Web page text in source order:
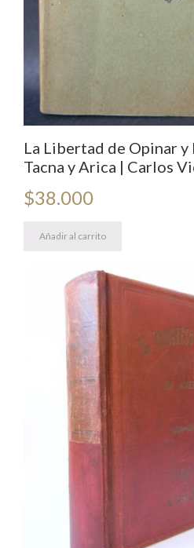
La Libertad de Opinar y
Tacna y Arica | Carlos
$38.000
Añadir al carrito